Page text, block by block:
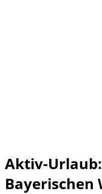
Aktiv-
Bayerischen